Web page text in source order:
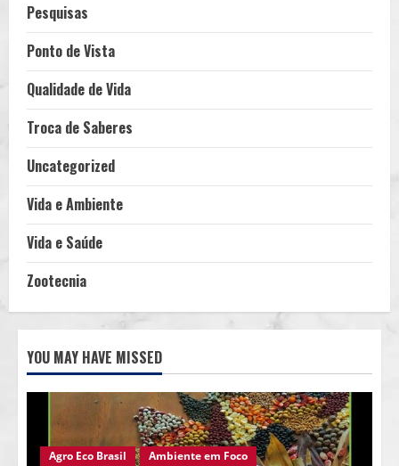
Pesquisas
Ponto de Vista
Qualidade de Vida
Troca de Saberes
Uncategorized
Vida e Ambiente
Vida e Saúde
Zootecnia
YOU MAY HAVE MISSED
Agro Eco Brasil
Ambiente em Foco